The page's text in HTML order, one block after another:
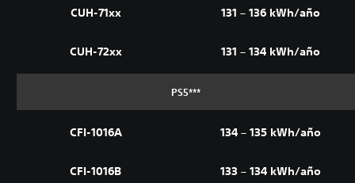
CUH-71xx
CUH-72xx
131 – 136 kWh/año
131 – 134 kWh/año
PS5***
CFI-1016A
CFI-1016B
134 – 135 kWh/año
133 – 134 kWh/año